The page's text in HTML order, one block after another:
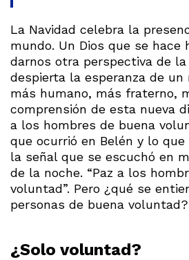
La Navidad celebra la
mundo. Un Dios que se hace
darnos otra perspectiva de la
despierta la esperanza de un
más humano, más fraterno,
comprensión de esta nueva
a los hombres de buena
que ocurrió en Belén y lo que
la señal que se escuchó en
de la noche. “Paz a los
voluntad”. Pero ¿qué se
personas de buena voluntad?
¿Solo voluntad?